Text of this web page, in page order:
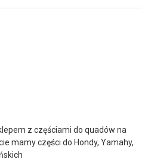
z częściami do quadów na
mamy części do Hondy, Yamahy,